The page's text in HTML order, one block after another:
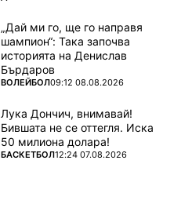
„Дай ми го, ще го направя
шампион“: Така започва
историята на Денислав
Бърдаров
ПОВЕЧЕ ОТ
ВОЛЕЙБОЛ09:12 08.08.2026
Лука Дончич, внимавай!
Бившата не се оттегля. Иска
50 милиона долара!
ПОВЕЧЕ ОТ
БАСКЕТБОЛ12:24 07.08.2026